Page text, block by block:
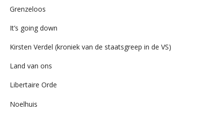
Grenzeloos
It’s going down
Kirsten Verdel (kroniek van de staatsgreep in de VS)
Land van ons
Libertaire Orde
Noelhuis